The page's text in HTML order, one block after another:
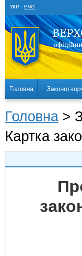
УКР ENG
Головна
Головна >
Картка